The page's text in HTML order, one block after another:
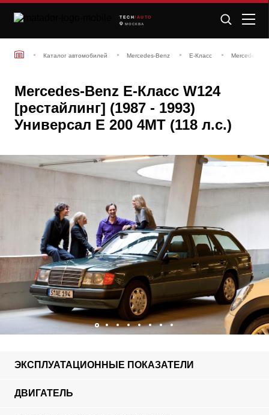
TECH /AUTO
МОСКВА
Каталог автомобилей Mercedes-Benz E-Класс Mercedes-
Mercedes-Benz E-Класс W124
[рестайлинг] (1987 - 1993)
Универсал E 200 4MT (118 л.с.)
ЭКСПЛУАТАЦИОННЫЕ ПОКАЗАТЕЛИ
ДВИГАТЕЛЬ